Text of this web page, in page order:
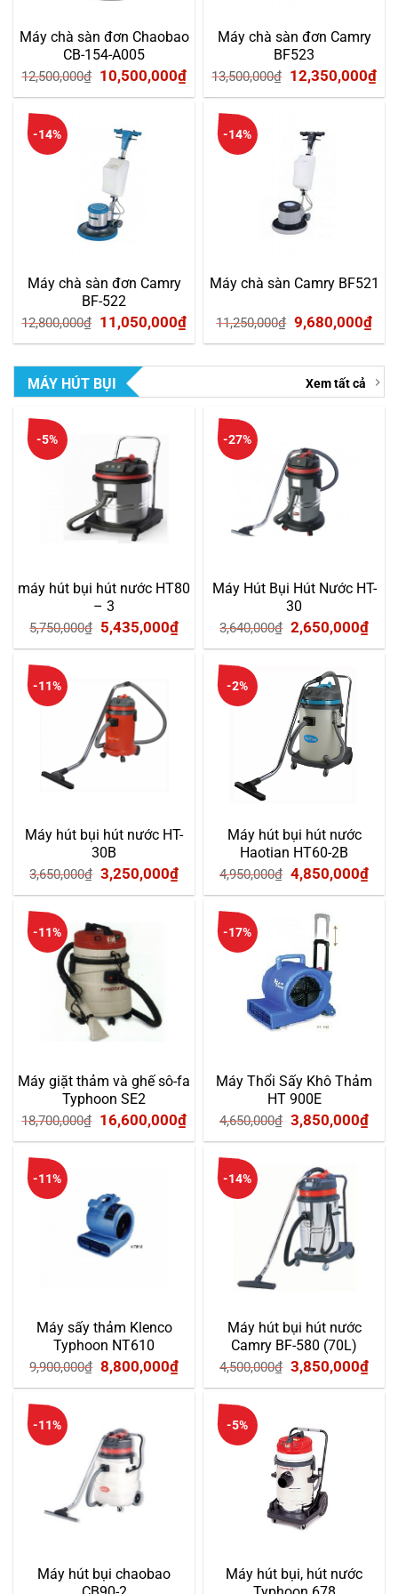
Máy chà sàn đơn Chaobao
CB-154-A005
12,500,000₫ Giá
gốc
12,500,000₫.
10,500,000₫Giá
hiện
Máy chà sàn đơn Camry
BF523
13,500,000₫ Giá
gốc
13,500,000₫.
12,350,000₫Giá
-14%
Máy chà sàn đơn Camry
BF-522
12,800,000₫ Giá
gốc
là:
12,800,000₫.
11,050,000₫Giá
hiện
tại
là:
11,050,000₫.
-14%
Máy chà sàn Camry BF521
11,250,000₫ Giá
gốc
là:
11,250,000₫.
9,680,000₫Giá
tại
là:
MÁY HÚT BỤI Xem tất cả
-5%
máy hút bụi hút nước HT80
– 3
5,750,000₫ Giá
gốc
5,750,000₫.
5,435,000₫Giá
hiện
-27%
Máy Hút Bụi Hút Nước HT-
30
3,640,000₫ Giá
gốc
3,640,000₫.
2,650,000₫Giá
hiện
-11%
Máy hút bụi hút nước HT-
30B
3,650,000₫ Giá
gốc
là:
3,650,000₫.
3,250,000₫Giá
hiện
-2%
Máy hút bụi hút nước
Haotian HT60-2B
4,950,000₫ Giá
gốc
4,950,000₫.
4,850,000₫Giá
hiện
-11%
Máy giặt thảm và ghế sô-fa
Typhoon SE2
18,700,000₫ Giá
gốc
18,700,000₫.
16,600,000₫Giá
hiện
-17%
Máy Thổi Sấy Khô Thảm
HT 900E
4,650,000₫ Giá
gốc
là:
4,650,000₫.
3,850,000₫Giá
hiện
-11%
Máy sấy thảm Klenco
Typhoon NT610
9,900,000₫ Giá
gốc
9,900,000₫.
8,800,000₫Giá
hiện
-14%
Máy hút bụi hút nước
Camry BF-580 (70L)
4,500,000₫ Giá
gốc
4,500,000₫.
3,850,000₫Giá
hiện
-11%
Máy hút bụi chaobao
-5%
Máy hút bụi, hút nước